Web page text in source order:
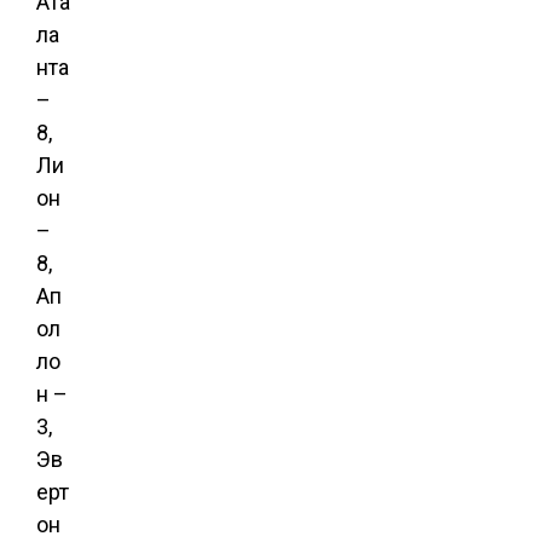
ла
нта
–
8,
Ли
он
–
8,
Ап
ол
ло
н –
3,
Эв
ерт
он